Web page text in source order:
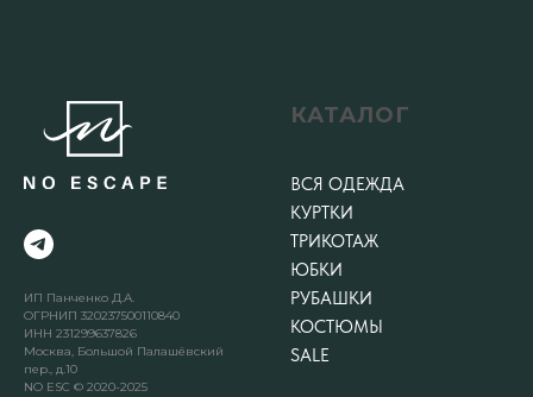
ИП Панченко Д.А.
ОГРНИП 320237500110840
ИНН 231299637826
Москва, Большой Палашёвский
пер., д.10
NO ESC © 2020-2025
КАТАЛОГ
ВСЯ ОДЕЖДА
КУРТКИ
ТРИКОТАЖ
ЮБКИ
РУБАШКИ
КОСТЮМЫ
SALE